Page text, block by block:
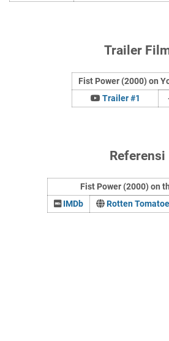
Trailer
Fist Power (2000) on
Trailer #1
Referensi
Fist Power (2000) on
IMDb
Rotten